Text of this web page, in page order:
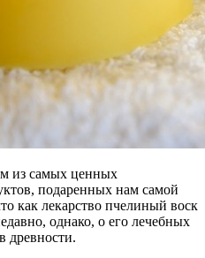
из самых ценных
подаренных нам самой
как лекарство пчелиный воск
однако, о его лечебных
древности.